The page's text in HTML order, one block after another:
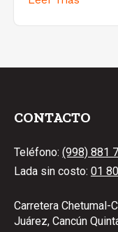
CONTACTO
Teléfono: (998) 881
Lada sin costo: 01
Carretera Chetumal-
Juárez, Cancún